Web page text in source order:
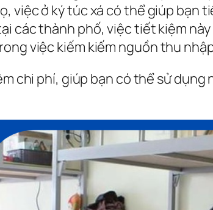
ở ký túc xá có thể giúp bạn
các thành phố, việc tiết kiệm
việc kiếm kiếm nguồn thu
chi phí, giúp bạn có thể sử